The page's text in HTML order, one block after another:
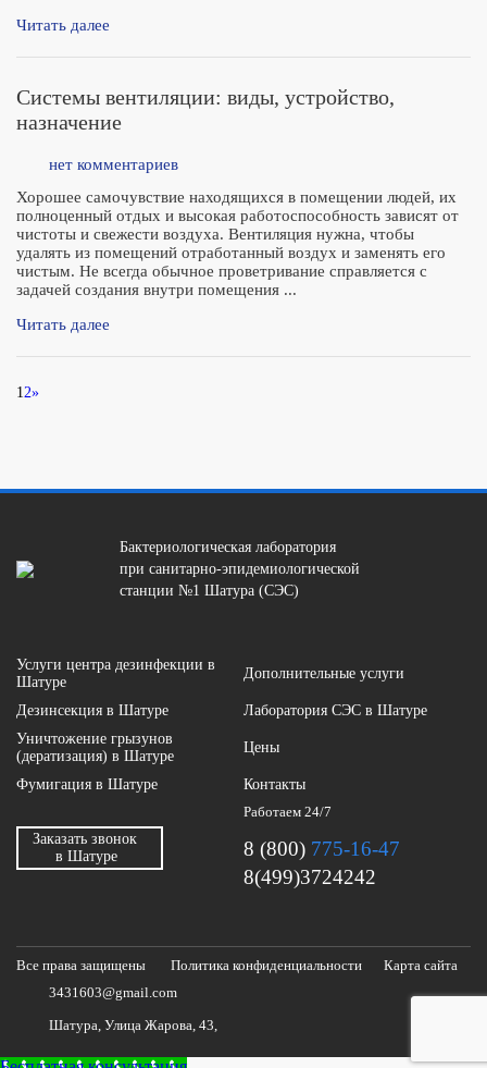
Читать далее
Системы вентиляции: виды, устройство,
назначение
нет комментариев
Хорошее самочувствие находящихся в помещении людей, их
полноценный отдых и высокая работоспособность зависят от
чистоты и свежести воздуха. Вентиляция нужна, чтобы
удалять из помещений отработанный воздух и заменять его
чистым. Не всегда обычное проветривание справляется с
задачей создания внутри помещения ...
Читать далее
12»
Бактериологическая лаборатория
при санитарно-эпидемиологической
станции №1 Шатура (СЭС)
Услуги центра дезинфекции в
Шатуре
Дополнительные услуги
Дезинсекция в Шатуре
Лаборатория СЭС в Шатуре
Уничтожение грызунов
(дератизация) в Шатуре
Цены
Фумигация в Шатуре Контакты
Заказать звонок
в Шатуре
Работаем 24/7
8 (800) 775-16-47
8(499)3724242
Все права защищены Политика конфиденциальности
Карта сайта
3431603@gmail.com
Шатура, Улица Жарова, 43,